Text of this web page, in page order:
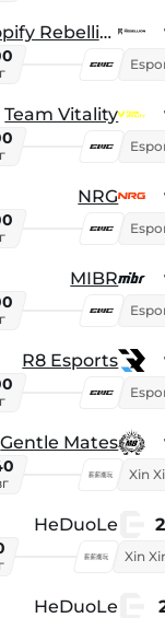
Shopify Rebellion
Team Vitality
NRG
MIBR
R8 Esports
Gentle Mates
Xin
HeDuoLe
Xin
HeDuoLe